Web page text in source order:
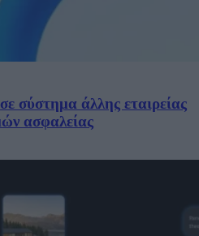
σύστημα άλλης εταιρείας
ασφαλείας